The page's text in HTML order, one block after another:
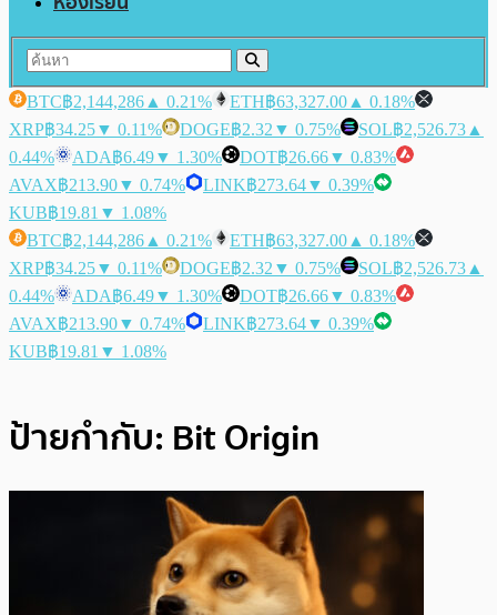
BTC฿2,144,286 ▲ 0.21% ETH฿63,327.00 ▲ 0.18%
XRP฿34.25▼ 0.11% DOGE฿2.32 ▼ 0.75% SOL฿2,526.73 ▲
0.44%
ADA฿6.49▼ 1.30% DOT฿26.66▼ 0.83%
AVAX฿213.90▼ 0.74% LINK฿273.64▼ 0.39%
KUB฿19.81 ▼ 1.08%
BTC฿2,144,286 ▲ 0.21% ETH฿63,327.00 ▲ 0.18%
XRP฿34.25▼ 0.11% DOGE฿2.32 ▼ 0.75% SOL฿2,526.73 ▲
0.44%
ADA฿6.49▼ 1.30% DOT฿26.66▼ 0.83%
AVAX฿213.90▼ 0.74% LINK฿273.64▼ 0.39%
KUB฿19.81 ▼ 1.08%
ป้ายกำกับ: Bit Origin